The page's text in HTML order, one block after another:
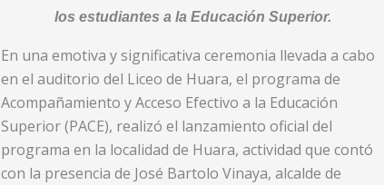
los estudiantes a la Educación Superior.
En una emotiva y significativa ceremonia llevada a cabo
en el auditorio del Liceo de Huara, el programa de
Acompañamiento y Acceso Efectivo a la Educación
Superior (PACE), realizó el lanzamiento oficial del
programa en la localidad de Huara, actividad que contó
con la presencia de José Bartolo Vinaya, alcalde de